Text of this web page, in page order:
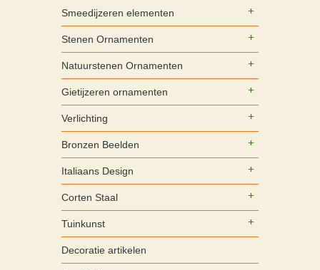
Smeedijzeren elementen
Stenen Ornamenten
Natuurstenen Ornamenten
Gietijzeren ornamenten
Verlichting
Bronzen Beelden
Italiaans Design
Corten Staal
Tuinkunst
Decoratie artikelen